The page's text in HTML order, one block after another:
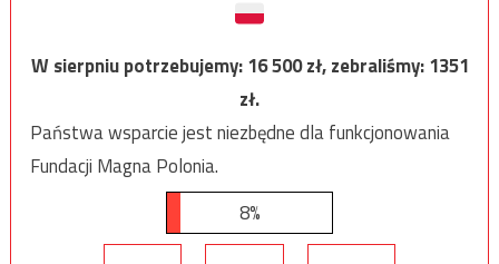
W sierpniu potrzebujemy:16 500zł, zebraliśmy:1351
zł.
Państwa wsparcie jest niezbędne dla funkcjonowania
Fundacji Magna Polonia.
8%